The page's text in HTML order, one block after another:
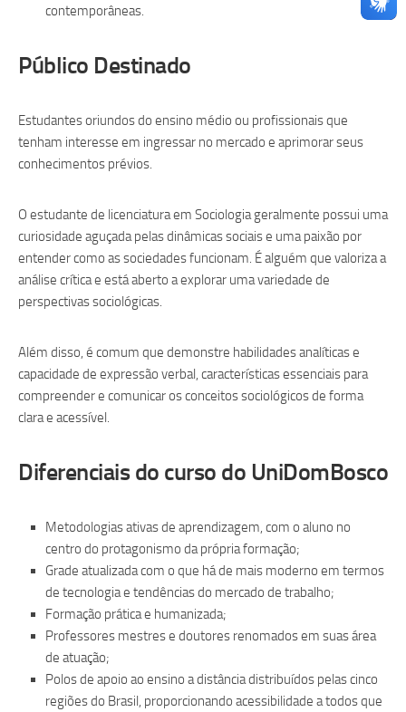
contemporâneas.
Público Destinado
Estudantes oriundos do ensino médio ou profissionais que
tenham interesse em ingressar no mercado e aprimorar seus
conhecimentos prévios.
O estudante de licenciatura em Sociologia geralmente possui uma
curiosidade aguçada pelas dinâmicas sociais e uma paixão por
entender como as sociedades funcionam. É alguém que valoriza a
análise crítica e está aberto a explorar uma variedade de
perspectivas sociológicas.
Além disso, é comum que demonstre habilidades analíticas e
capacidade de expressão verbal, características essenciais para
compreender e comunicar os conceitos sociológicos de forma
clara e acessível.
Diferenciais do curso do UniDomBosco
Metodologias ativas de aprendizagem, com o aluno no
centro do protagonismo da própria formação;
Grade atualizada com o que há de mais moderno em termos
de tecnologia e tendências do mercado de trabalho;
Formação prática e humanizada;
Professores mestres e doutores renomados em suas área
de atuação;
Polos de apoio ao ensino a distância distribuídos pelas cinco
regiões do Brasil, proporcionando acessibilidade a todos que